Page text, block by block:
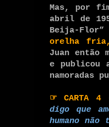
Mas, por
abril de
Beija-Flor”
orelha
Juan então
e publicou
namoradas
☞ CARTA 4
digo que
humano